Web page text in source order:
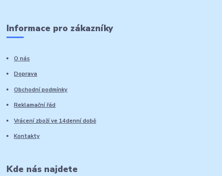
Informace pro zákazníky
O nás
Doprava
Obchodní podmínky
Reklamační řád
Vrácení zboží ve 14denní době
Kontakty
Kde nás najdete